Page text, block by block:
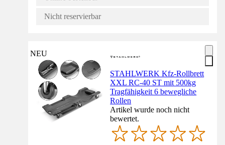
Nicht reservierbar
NEU
STAHLWERK Kfz-Rollbrett
XXL RC-40 ST mit 500kg
Tragfähigkeit 6 bewegliche
Rollen
Artikel wurde noch nicht
bewertet.